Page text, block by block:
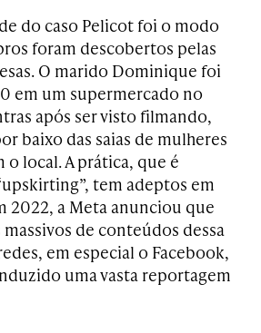
do caso Pelicot foi o modo
foram descobertos pelas
O marido Dominique foi
em um supermercado no
após ser visto filmando,
baixo das saias de mulheres
local. A prática, que é
tem adeptos em
2022, a Meta anunciou que
de conteúdos dessa
em especial o Facebook,
uma vasta reportagem